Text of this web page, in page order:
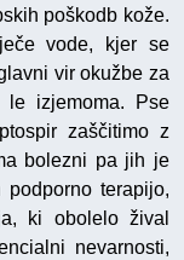
poškodb kože.
vode, kjer se
vir okužbe za
izjemoma. Pse
zaščitimo z
bolezni pa jih je
terapijo,
ki obolelo žival
nevarnosti,